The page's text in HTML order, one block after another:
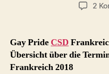
2
Gay Pride CSD
Übersicht über die
Frankreich 2018